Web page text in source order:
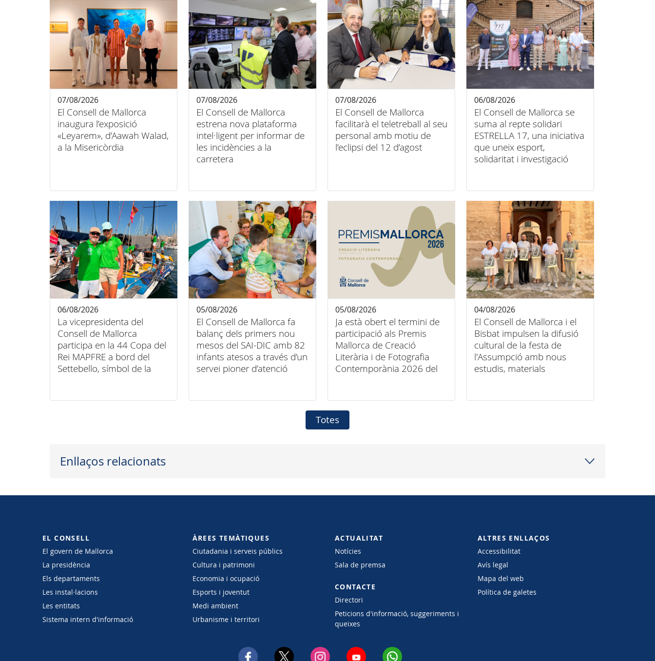
El Consell de Mallorca
inaugura l’exposició
«Leyarem», d’Aawah Walad,
a la Misericòrdia
07/08/2026
El Consell de Mallorca
estrena nova plataforma
intel·ligent per informar de
les incidències a la
carretera
07/08/2026
El Consell de Mallorca
facilitarà el teletreball al seu
personal amb motiu de
l’eclipsi del 12 d’agost
07/08/2026
El Consell de Mallorca se
suma al repte solidari
ESTRELLA 17, una iniciativa
que uneix esport,
solidaritat i investigació
06/08/2026
La vicepresidenta del
Consell de Mallorca
participa en la 44 Copa del
Rei MAPFRE a bord del
Settebello, símbol de la
06/08/2026
El Consell de Mallorca fa
balanç dels primers nou
mesos del SAI-DIC amb 82
infants atesos a través d’un
servei pioner d’atenció
05/08/2026
Ja està obert el termini de
participació als Premis
Mallorca de Creació
Literària i de Fotografia
Contemporània 2026 del
05/08/2026
El Consell de Mallorca i el
Bisbat impulsen la difusió
cultural de la festa de
l'Assumpció amb nous
estudis, materials
04/08/2026
Totes
Enllaços relacionats
EL CONSELL
El govern de Mallorca
La presidència
Els departaments
Les instal·lacions
Les entitats
Sistema intern d'informació
ÀREES TEMÀTIQUES
Ciutadania i serveis públics
Cultura i patrimoni
Economia i ocupació
Esports i joventut
Medi ambient
Urbanisme i territori
ACTUALITAT
Notícies
Sala de premsa
CONTACTE
Directori
Peticions d'informació, suggeriments i
queixes
ALTRES ENLLAÇOS
Accessibilitat
Avís legal
Mapa del web
Política de galetes